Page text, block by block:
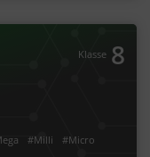
Klasse 8
#Milli
#Micro